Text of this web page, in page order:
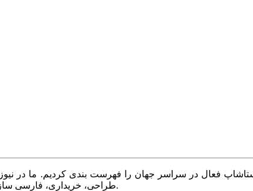
فعال در سراسر جهان را فهرست بندی کردیم. ما در
طراحی، خریداری، فارسی سازی و عرضه می کنیم. با نیوزپاور همیشه وب سایت خود را بروز و پویا نگه دارید.